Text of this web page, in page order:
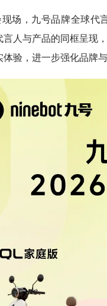
场，九号品牌全球代
言人与产品的同框呈现
验，进一步强化品牌